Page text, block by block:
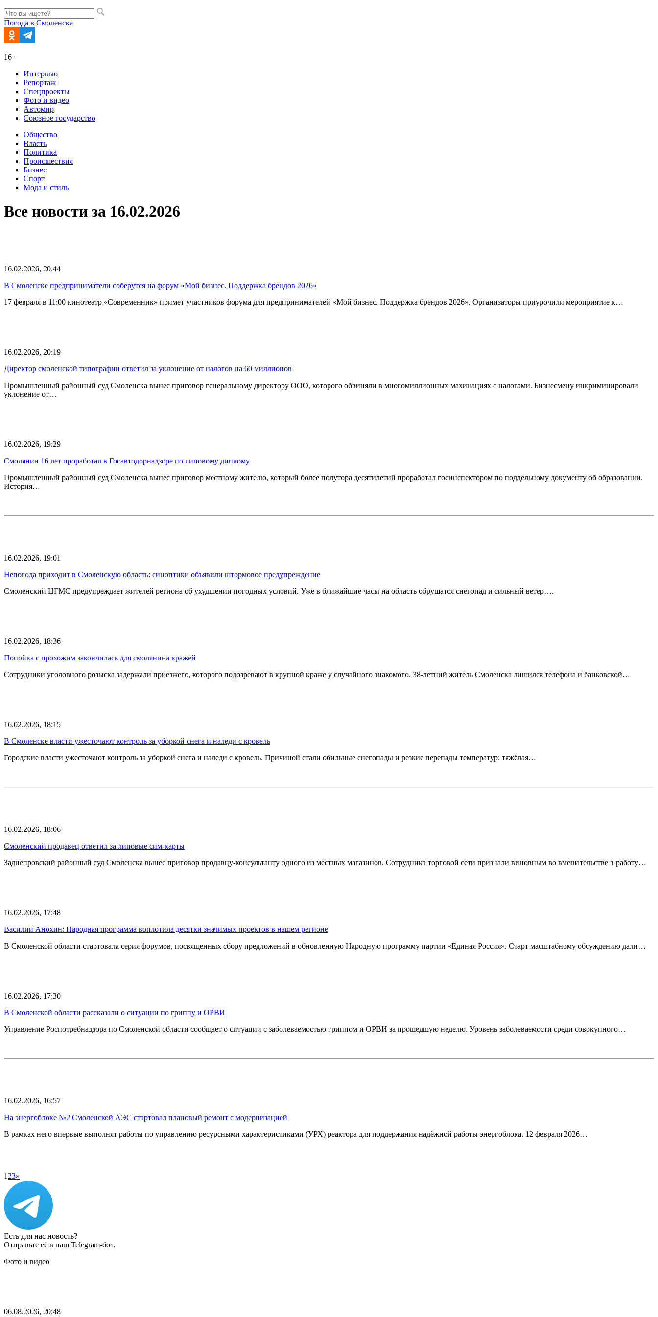
Погода в Смоленске
16+
Интервью
Репортаж
Спецпроекты
Фото и видео
Автомир
Союзное государство
Общество
Власть
Политика
Происшествия
Бизнес
Спорт
Мода и стиль
Все новости за 16.02.2026
16.02.2026, 20:44
В Смоленске предприниматели соберутся на форум «Мой бизнес. Поддержка брендов 2026»
17 февраля в 11:00 кинотеатр «Современник» примет участников форума для предпринимателей «Мой бизнес. Поддержка брендов 2026». Организаторы приурочили мероприятие к…
16.02.2026, 20:19
Директор смоленской типографии ответил за уклонение от налогов на 60 миллионов
Промышленный районный суд Смоленска вынес приговор генеральному директору ООО, которого обвиняли в многомиллионных махинациях с налогами. Бизнесмену инкриминировали
уклонение от…
16.02.2026, 19:29
Смолянин 16 лет проработал в Госавтодорнадзоре по липовому диплому
Промышленный районный суд Смоленска вынес приговор местному жителю, который более полутора десятилетий проработал госинспектором по поддельному документу об образовании.
История…
16.02.2026, 19:01
Непогода приходит в Смоленскую область: синоптики объявили штормовое предупреждение
Смоленский ЦГМС предупреждает жителей региона об ухудшении погодных условий. Уже в ближайшие часы на область обрушатся снегопад и сильный ветер….
16.02.2026, 18:36
Попойка с прохожим закончилась для смолянина кражей
Сотрудники уголовного розыска задержали приезжего, которого подозревают в крупной краже у случайного знакомого. 38-летний житель Смоленска лишился телефона и банковской…
16.02.2026, 18:15
В Смоленске власти ужесточают контроль за уборкой снега и наледи с кровель
Городские власти ужесточают контроль за уборкой снега и наледи с кровель. Причиной стали обильные снегопады и резкие перепады температур: тяжёлая…
16.02.2026, 18:06
Смоленский продавец ответил за липовые сим-карты
Заднепровский районный суд Смоленска вынес приговор продавцу-консультанту одного из местных магазинов. Сотрудника торговой сети признали виновным во вмешательстве в работу…
16.02.2026, 17:48
Василий Анохин: Народная программа воплотила десятки значимых проектов в нашем регионе
В Смоленской области стартовала серия форумов, посвященных сбору предложений в обновленную Народную программу партии «Единая Россия». Старт масштабному обсуждению дали…
16.02.2026, 17:30
В Смоленской области рассказали о ситуации по гриппу и ОРВИ
Управление Роспотребнадзора по Смоленской области сообщает о ситуации с заболеваемостью гриппом и ОРВИ за прошедшую неделю. Уровень заболеваемости среди совокупного…
16.02.2026, 16:57
На энергоблоке №2 Смоленской АЭС стартовал плановый ремонт с модернизацией
В рамках него впервые выполнят работы по управлению ресурсными характеристиками (УРХ) реактора для поддержания надёжной работы энергоблока. 12 февраля 2026…
1 23»
Есть для нас новость?
Отправьте её в наш Telegram-бот.
Фото и видео
06.08.2026, 20:48